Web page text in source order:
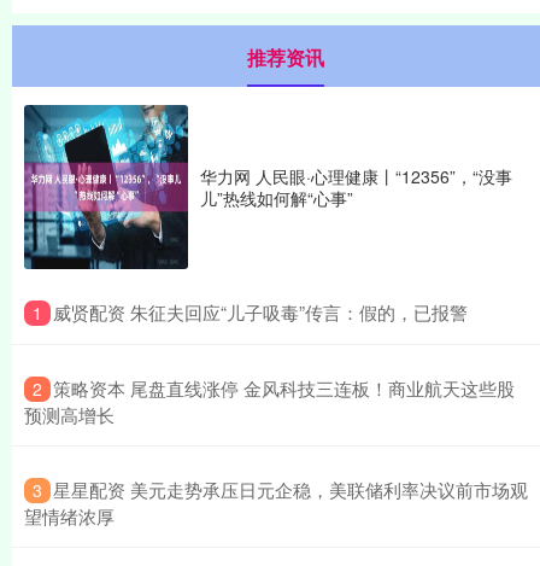
推荐资讯
华力网 人民眼·心理健康丨“12356”，“没事
儿”热线如何解“心事”
1 ​威贤配资 朱征夫回应“儿子吸毒”传言：假的，已报警
2 ​策略资本 尾盘直线涨停 金风科技三连板！商业航天这些股
预测高增长
3 ​星星配资 美元走势承压日元企稳，美联储利率决议前市场观
望情绪浓厚